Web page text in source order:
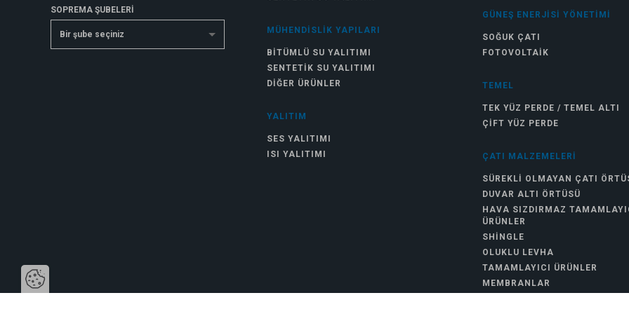
SOPREMA ŞUBELERİ
Bir şube seçiniz MÜHENDISLIK YAPILARI
BITÜMLÜ SU YALITIMI
SENTETIK SU YALITIMI
DIĞER ÜRÜNLER
YALITIM
SES YALITIMI
ISI YALITIMI
GÜNEŞ ENERJISI YÖNETIMI
SOĞUK ÇATI
FOTOVOLTAIK
TEMEL
TEK YÜZ PERDE / TEMEL ALTI
ÇIFT YÜZ PERDE
ÇATI MALZEMELERI
SÜREKLI OLMAYAN ÇATI
DUVAR ALTI ÖRTÜSÜ
HAVA SIZDIRMAZ
ÜRÜNLER
SHINGLE
OLUKLU LEVHA
TAMAMLAYICI ÜRÜNLER
MEMBRANLAR
cookies.disclamer.button_open